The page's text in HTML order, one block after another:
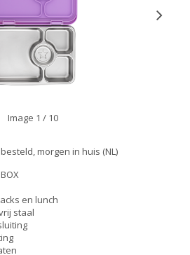
Image 1 / 10
morgen in huis (NL)
en lunch
staal